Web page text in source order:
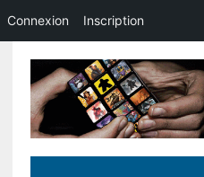
Connexion Inscription